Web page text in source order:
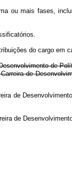
ou mais fases,
do cargo em
de
Carreira de
de
de